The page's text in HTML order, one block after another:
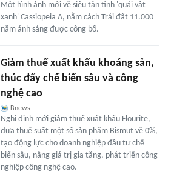
Một hình ảnh mới về siêu tân tinh 'quái vật
xanh' Cassiopeia A, nằm cách Trái đất 11.000
năm ánh sáng được công bố.
Giảm thuế xuất khẩu khoáng sản,
thúc đẩy chế biến sâu và công
nghệ cao
Bnews
Nghị định mới giảm thuế xuất khẩu Flourite,
đưa thuế suất một số sản phẩm Bismut về 0%,
tạo động lực cho doanh nghiệp đầu tư chế
biến sâu, nâng giá trị gia tăng, phát triển công
nghiệp công nghệ cao.